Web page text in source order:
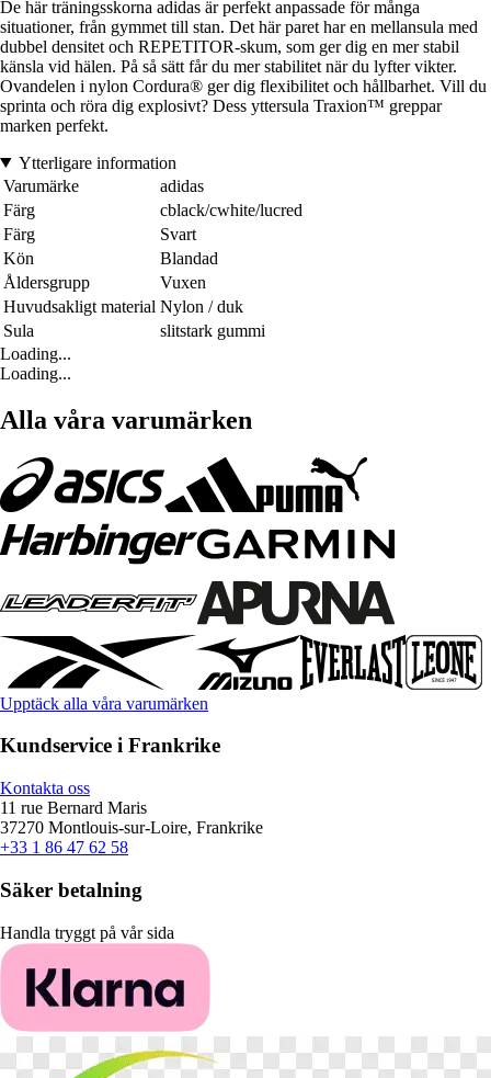
De här träningsskorna adidas är perfekt anpassade för många
situationer, från gymmet till stan. Det här paret har en mellansula med
dubbel densitet och REPETITOR-skum, som ger dig en mer stabil
känsla vid hälen. På så sätt får du mer stabilitet när du lyfter vikter.
Ovandelen i nylon Cordura® ger dig flexibilitet och hållbarhet. Vill du
sprinta och röra dig explosivt? Dess yttersula Traxion™ greppar
marken perfekt.
Ytterligare information
Varumärke
adidas
Färg
cblack/cwhite/lucred
Färg
Svart
Kön
Blandad
Åldersgrupp
Vuxen
Huvudsakligt material Nylon / duk
Sula
slitstark gummi
Loading...
Loading...
Alla våra varumärken
Upptäck alla våra varumärken
Kundservice i Frankrike
Kontakta oss
11 rue Bernard Maris
37270 Montlouis-sur-Loire, Frankrike
+33 1 86 47 62 58
Säker betalning
Handla tryggt på vår sida